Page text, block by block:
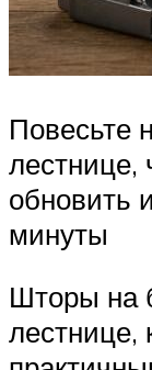
Повесьте
лестнице,
обновить
минуты
Шторы на
лестнице,